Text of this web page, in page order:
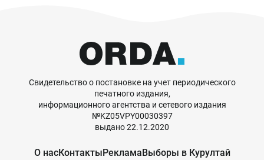
Свидетельство о постановке на учет периодического
печатного издания,
информационного агентства и сетевого издания
№KZ05VPY00030397
выдано 22.12.2020
О насКонтактыРекламаВыборы в Курултай